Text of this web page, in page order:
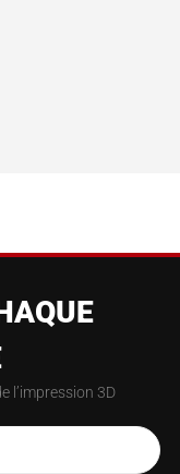
l’impression 3D